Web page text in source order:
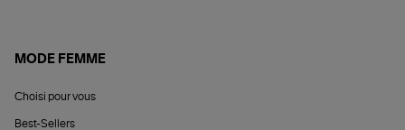
MODE FEMME
Choisi pour vous
Best-Sellers